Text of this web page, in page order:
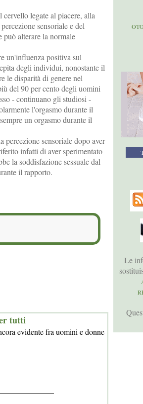
legate al piacere, alla
sensoriale e del
alterare la normale
un'influenza positiva sul
degli individui, nonostante il
le disparità di genere nel
del 90 per cento degli uomini
- continuano gli studiosi -
l'orgasmo durante il
un orgasmo durante il
percezione sensoriale dopo aver
infatti di aver sperimentato
la soddisfazione sessuale dal
il rapporto.
tutti
evidente fra uomini e donne
Le